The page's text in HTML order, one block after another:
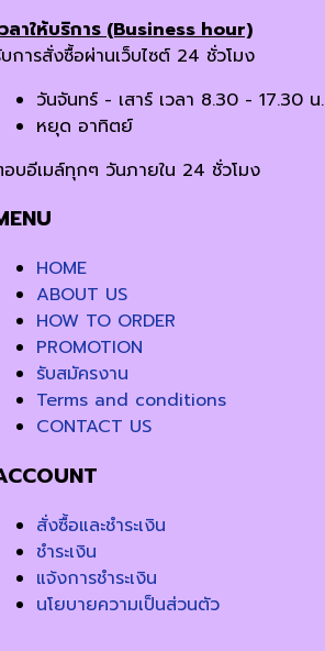
ลาให้บริการ (Business hour)
การสั่งซื้อผ่านเว็บไซต์ 24 ชั่วโมง
วันจันทร์ - เสาร์ เวลา 8.30 - 17.30 น.
หยุด อาทิตย์
บอีเมล์ทุกๆ วันภายใน 24 ชั่วโมง
HOME
ABOUT US
HOW TO ORDER
PROMOTION
รับสมัครงาน
Terms and conditions
CONTACT US
สั่งซื้อและชำระเงิน
ชำระเงิน
แจ้งการชำระเงิน
นโยบายความเป็นส่วนตัว